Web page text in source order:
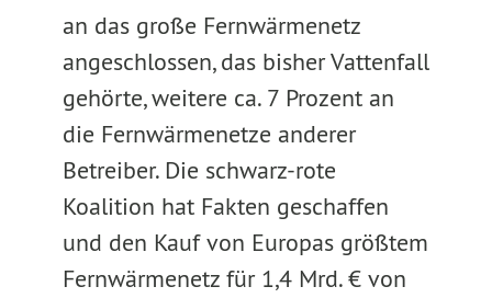
an das große Fernwärmenetz
angeschlossen, das bisher Vattenfall
gehörte, weitere ca. 7 Prozent an
die Fernwärmenetze anderer
Betreiber. Die schwarz-rote
Koalition hat Fakten geschaffen
und den Kauf von Europas größtem
Fernwärmenetz für 1,4 Mrd. € von